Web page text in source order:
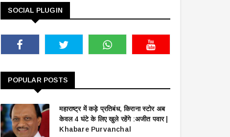
SOCIAL PLUGIN
POPULAR POSTS
महाराष्ट्र में कड़े प्रतिबंध, किराना स्टोर अब
केवल 4 घंटे के लिए खुले रहेंगे :अजीत पवार |
Khabare Purvanchal